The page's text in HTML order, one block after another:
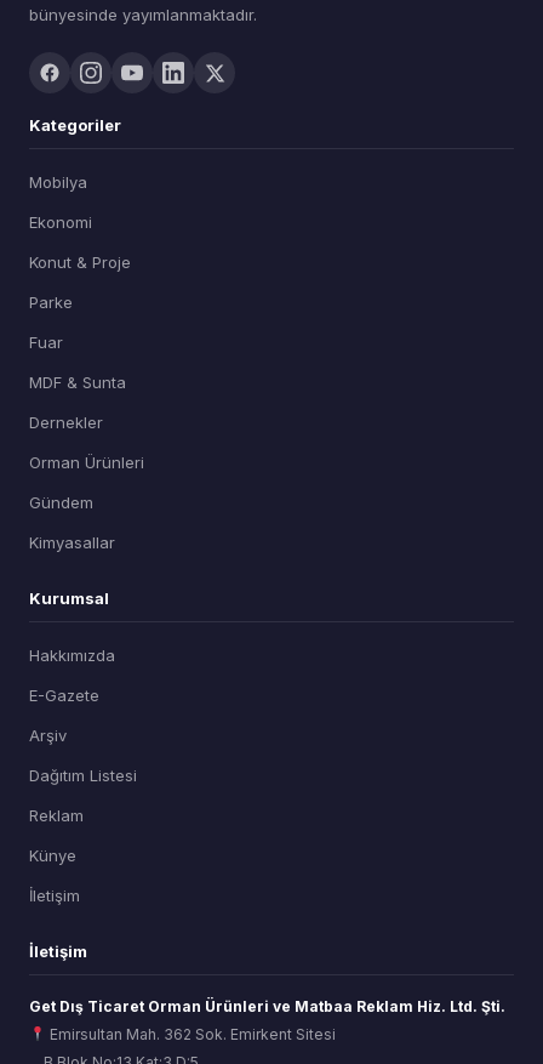
bünyesinde yayımlanmaktadır.
Kategoriler
Mobilya
Ekonomi
Konut & Proje
Parke
Fuar
MDF & Sunta
Dernekler
Orman Ürünleri
Gündem
Kimyasallar
Kurumsal
Hakkımızda
E-Gazete
Arşiv
Dağıtım Listesi
Reklam
Künye
İletişim
İletişim
Get Dış Ticaret Orman Ürünleri ve Matbaa Reklam Hiz. Ltd. Şti.
Emirsultan Mah. 362 Sok. Emirkent Sitesi